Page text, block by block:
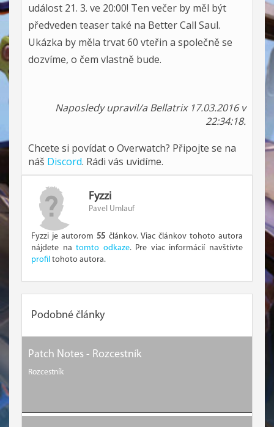
událost 21. 3. ve 20:00! Ten večer by měl být
předveden teaser také na Better Call Saul.
Ukázka by měla trvat 60 vteřin a společně se
dozvíme, o čem vlastně bude.
Naposledy upravil/a Bellatrix 17.03.2016 v
22:34:18.
Chcete si povídat o Overwatch? Připojte se na
náš Discord. Rádi vás uvidíme.
Fyzzi
Pavel Umlauf
Fyzzi je autorom55 článkov. Viac článkov tohoto autora
nájdete natomto odkaze. Pre viac informácií navštívte
profil tohoto autora.
Podobné články
Patch Notes - Rozcestník
Rozcestník